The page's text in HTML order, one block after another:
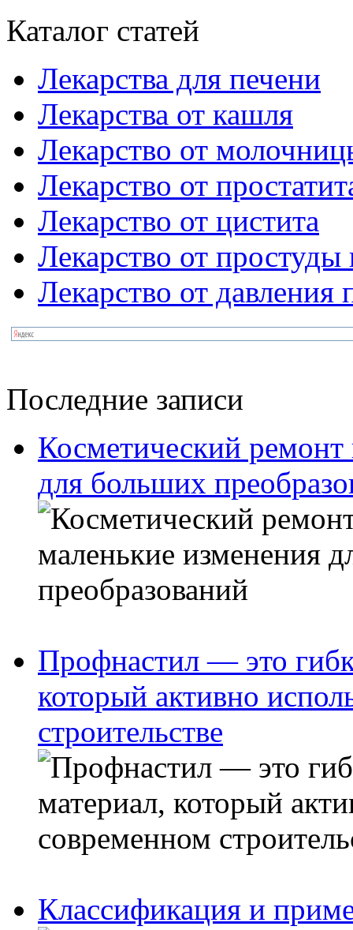
Каталог статей
Лекарства для печени
Лекарства от кашля
Лекарство от
Лекарство от
Лекарство от цистита
Лекарство от простуды
Лекарство от
Последние записи
Косметический ремонт
для больших
Профнастил — это
который активно
строительстве
Классификация и